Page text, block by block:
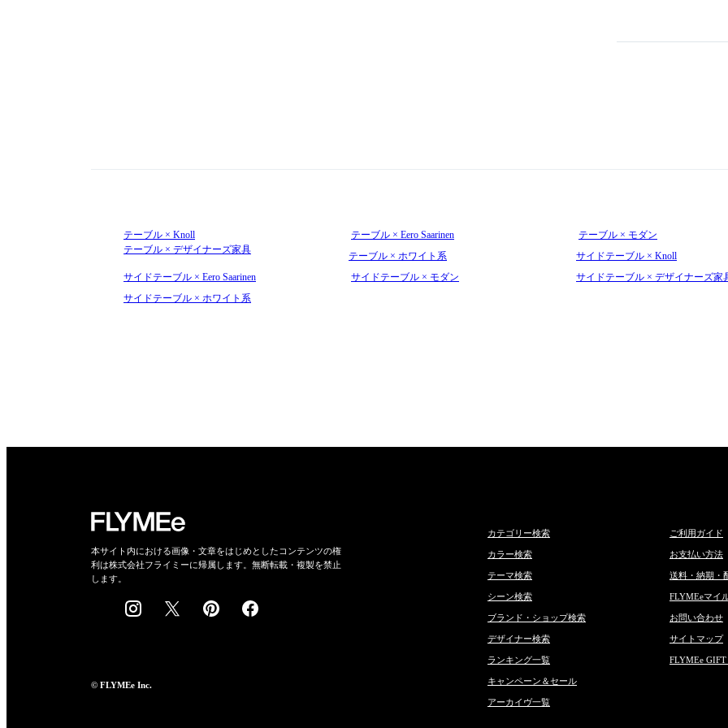
テーブル × Knoll テーブル × Eero Saarinen
テーブル × モダン
テーブル × デザイナーズ家具
テーブル × ホワイト系
サイドテーブル × Knoll
サイドテーブル × Eero Saarinen
サイドテーブル × モダン
サイドテーブル × デザイナーズ家
サイドテーブル × ホワイト系
本サイト内における画像・文章をはじめとしたコンテンツの権
利は株式会社フライミーに帰属します。無断転載・複製を禁止
します。
© FLYMEe Inc.
カテゴリー検索
カラー検索
テーマ検索
シーン検索
ブランド・ショップ検索
デザイナー検索
ランキング一覧
キャンペーン＆セール
アーカイヴ一覧
ご利用ガイド
お支払い方法
送料・納期・
FLYMEeマイ
お問い合わせ
サイトマップ
FLYMEe